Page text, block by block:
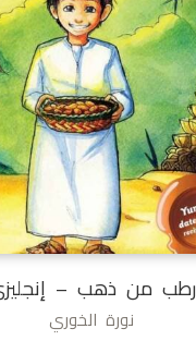
رطب من ذهب –
نورة الخوري